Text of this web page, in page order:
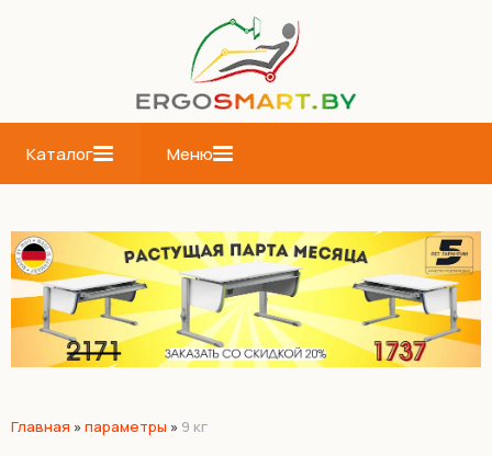
Каталог Меню
Главная » параметры » 9 кг